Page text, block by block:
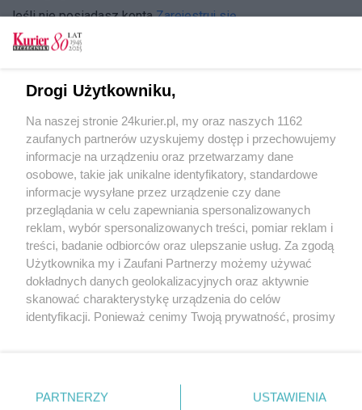
Jeśli nie posiadasz kontaZarejestruj się
Zapamiętać?
Zaloguj
Zapomniałem hasła
Copyright © 2022 Kurier Szczeciński sp. z o.o.
Drogi Użytkowniku,
Na naszej stronie 24kurier.pl, my oraz naszych 1162
zaufanych partnerów uzyskujemy dostęp i przechowujemy
informacje na urządzeniu oraz przetwarzamy dane
osobowe, takie jak unikalne identyfikatory, standardowe
informacje wysyłane przez urządzenie czy dane
przeglądania w celu zapewniania spersonalizowanych
reklam, wybór spersonalizowanych treści, pomiar reklam i
treści, badanie odbiorców oraz ulepszanie usług. Za zgodą
Użytkownika my i Zaufani Partnerzy możemy używać
dokładnych danych geolokalizacyjnych oraz aktywnie
skanować charakterystykę urządzenia do celów
identyfikacji. Ponieważ cenimy Twoją prywatność, prosimy
prywatności znajdujący się w lewym dolnym rogu strony
. Niektóre rodzaje przetwarzania danych nie wymagają
PARTNERZY USTAWIENIA